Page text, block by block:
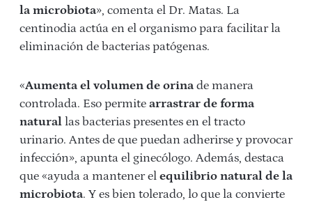
la microbiota», comenta el Dr. Matas. La
centinodia actúa en el organismo para facilitar la
eliminación de bacterias patógenas.
«Aumenta el volumen de orina de manera
controlada. Eso permite arrastrar de forma
natural las bacterias presentes en el tracto
urinario. Antes de que puedan adherirse y provocar
infección», apunta el ginecólogo. Además, destaca
que «ayuda a mantener el equilibrio natural de la
microbiota. Y es bien tolerado, lo que la convierte